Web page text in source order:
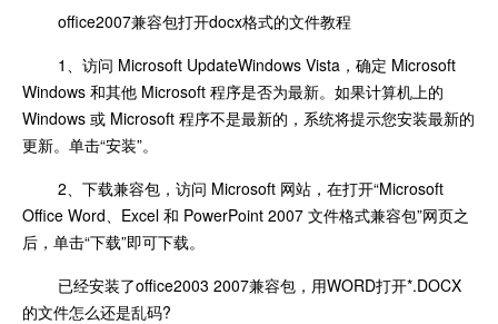
office2007兼容包打开docx格式的文件教程
1、访问 Microsoft UpdateWindows Vista，确定 Microsoft
Windows 和其他 Microsoft 程序是否为最新。如果计算机上的
Windows 或 Microsoft 程序不是最新的，系统将提示您安装最新的
更新。单击“安装”。
2、下载兼容包，访问 Microsoft 网站，在打开“Microsoft
Office Word、Excel 和 PowerPoint 2007 文件格式兼容包”网页之
后，单击“下载”即可下载。
已经安装了office2003 2007兼容包，用WORD打开*.DOCX
的文件怎么还是乱码?